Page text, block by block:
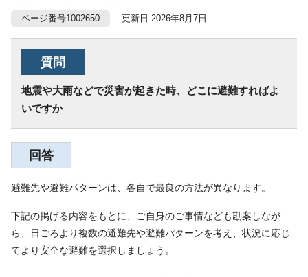
ページ番号1002650 更新日 2026年8月7日
質問
地震や大雨などで災害が起きた時、どこに避難すればよ
いですか
回答
避難先や避難パターンは、各自で最良の方法が異なります。
下記の掲げる内容をもとに、ご自身のご事情なども勘案しなが
ら、日ごろより複数の避難先や避難パターンを考え、状況に応じ
てより安全な避難を選択しましょう。